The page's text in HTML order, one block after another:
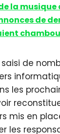
la musique
de
de
les
mis en
les